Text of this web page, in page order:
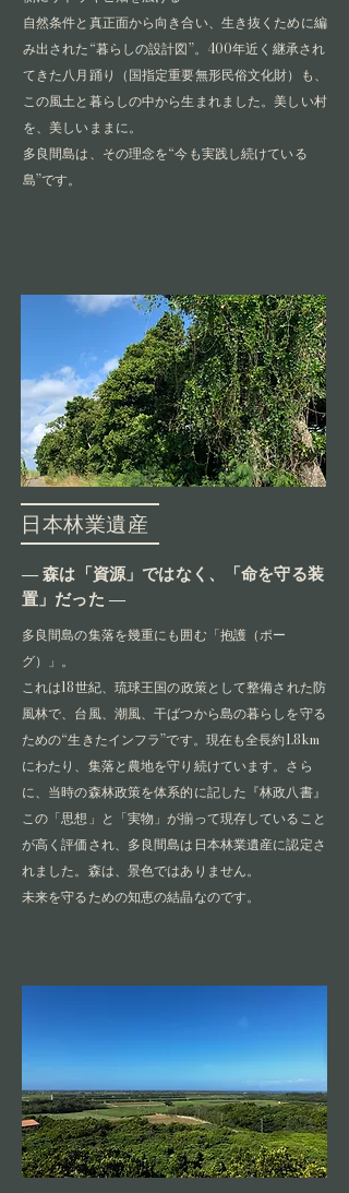
自然条件と真正面から向き合い、生き抜くために編
み出された“暮らしの設計図”。400年近く継承され
てきた八月踊り（国指定重要無形民俗文化財）も、
この風土と暮らしの中から生まれました。美しい村
を、美しいままに。
多良間島は、その理念を“今も実践し続けている
島”です。
日本林業遺産
― 森は「資源」ではなく、「命を守る装
置」だった ―
多良間島の集落を幾重にも囲む「抱護（ポー
グ）」。
これは18世紀、琉球王国の政策として整備された防
風林で、台風、潮風、干ばつから島の暮らしを守る
ための“生きたインフラ”です。現在も全長約1.8km
にわたり、集落と農地を守り続けています。さら
に、当時の森林政策を体系的に記した『林政八書』
この「思想」と「実物」が揃って現存していること
が高く評価され、多良間島は日本林業遺産に認定さ
れました。森は、景色ではありません。
未来を守るための知恵の結晶なのです。